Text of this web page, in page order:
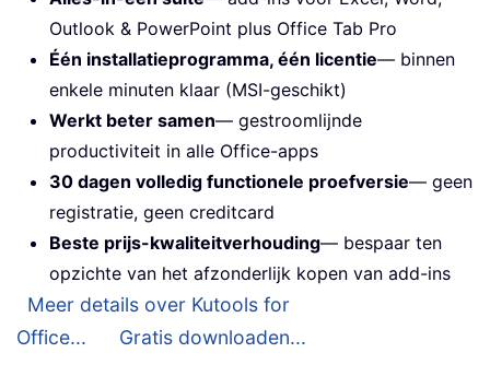
Outlook & PowerPoint plus Office Tab Pro
Één installatieprogramma, één licentie— binnen
enkele minuten klaar (MSI-geschikt)
Werkt beter samen— gestroomlijnde
productiviteit in alle Office-apps
30 dagen volledig functionele proefversie— geen
registratie, geen creditcard
Beste prijs-kwaliteitverhouding— bespaar ten
opzichte van het afzonderlijk kopen van add-ins
Meer details over Kutools for
Office...
Gratis downloaden...